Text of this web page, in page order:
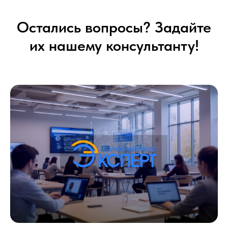
Остались вопросы? Задайте
их нашему консультанту!